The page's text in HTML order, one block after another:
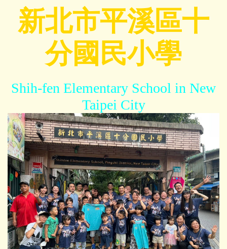
新北市平溪區十
分國民小學
Shih-fen Elementary School in New
Taipei City